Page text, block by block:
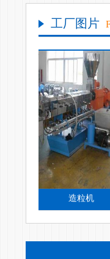
工厂图片